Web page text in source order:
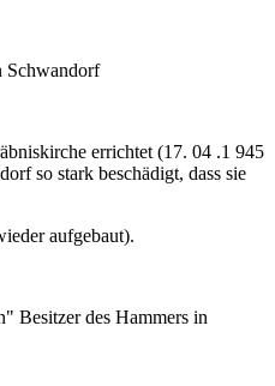
Schwandorf
errichtet (17. 04 .1 945
so stark beschädigt, dass sie
aufgebaut).
Besitzer des Hammers in